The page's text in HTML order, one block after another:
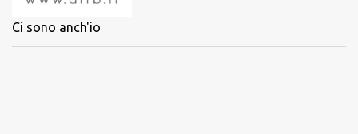
Ci sono anch'io